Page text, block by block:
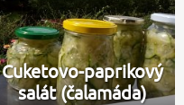
Cuketovo-paprikový
salát (čalamáda)